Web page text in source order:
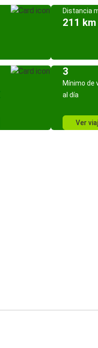
Distancia
211 km
3
Mínimo de
al día
Ver